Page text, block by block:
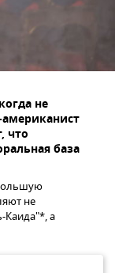
не
что
база
не
Каида"*, а